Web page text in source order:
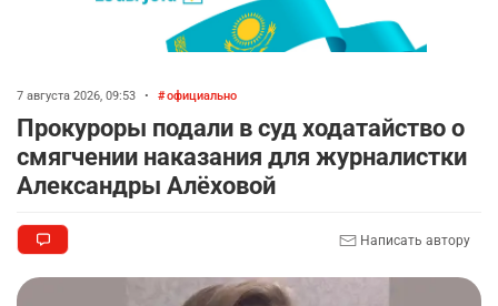
7 августа 2026, 09:53 • официально
Прокуроры подали в суд ходатайство о
смягчении наказания для журналистки
Александры Алёховой
Написать автору